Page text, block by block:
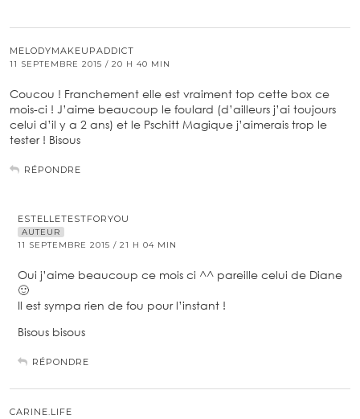
MELODYMAKEUPADDICT
11 SEPTEMBRE 2015 / 20 H 40 MIN
Coucou ! Franchement elle est vraiment top cette box ce
mois-ci ! J’aime beaucoup le foulard (d’ailleurs j’ai toujours
celui d’il y a 2 ans) et le Pschitt Magique j’aimerais trop le
tester ! Bisous
RÉPONDRE
ESTELLETESTFORYOU
AUTEUR
11 SEPTEMBRE 2015 / 21 H 04 MIN
Oui j’aime beaucoup ce mois ci ^^ pareille celui de Diane
🙂
Il est sympa rien de fou pour l’instant !
Bisous bisous
RÉPONDRE
CARINE.LIFE